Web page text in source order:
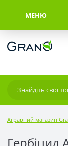
МЕНЮ
Аграрний магазин